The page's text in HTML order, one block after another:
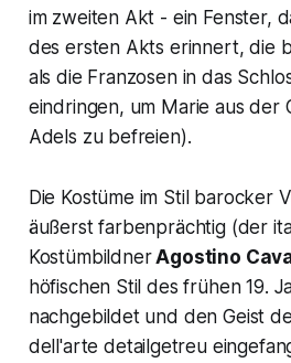
im zweiten Akt - ein Fenster,
des ersten Akts erinnert, die
als die Franzosen in das
eindringen, um Marie aus der
Adels zu befreien).
Die Kostüme im Stil barocker
äußerst farbenprächtig (der
KostümbildnerAgostino
höfischen Stil des frühen 19.
nachgebildet und den Geist
dell'arte detailgetreu